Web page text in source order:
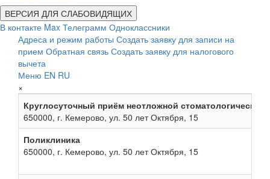
ВЕРСИЯ ДЛЯ СЛАБОВИДЯЩИХ
В контакте Max Телеграмм Одноклассники
Адреса и режим работы Создать заявку для записи на
прием Обратная связь Создать заявку для налогового
вычета
Меню EN RU
×
Круглосуточный приём неотложной
650000, г. Кемерово, ул. 50 лет Октября, 15
Поликлиника
650000, г. Кемерово, ул. 50 лет Октября, 15